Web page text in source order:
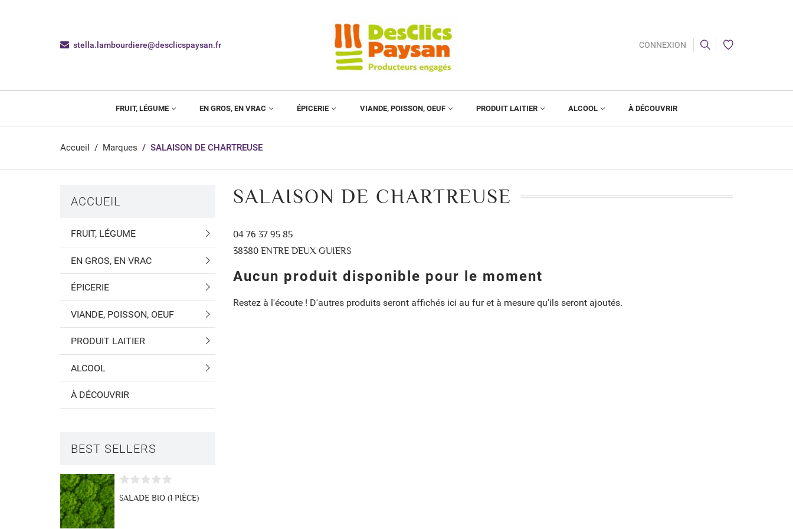
stella.lambourdiere@desclicspaysan.fr CONNEXION
FRUIT, LÉGUME EN GROS, EN VRAC ÉPICERIE VIANDE, POISSON, OEUF PRODUIT LAITIER ALCOOL À DÉCOUVRIR
Accueil Marques SALAISON DE CHARTREUSE
ACCUEIL
FRUIT, LÉGUME
EN GROS, EN VRAC
ÉPICERIE
VIANDE, POISSON, OEUF
PRODUIT LAITIER
ALCOOL
À DÉCOUVRIR
BEST SELLERS
SALADE BIO (1 PIÈCE)
SALAISON DE CHARTREUSE
04 76 37 95 85
38380 ENTRE DEUX GUIERS
Aucun produit disponible pour le moment
Restez à l'écoute ! D'autres produits seront affichés ici au fur et à mesure qu'ils seront ajoutés.